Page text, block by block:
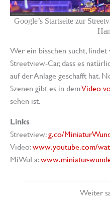
Google’s Startseite zur
Wer ein bisschen sucht,
Streetview-Car, dass es
auf der Anlage geschafft hat.
Szenen gibt es in demVideo
sehen ist.
Links
Streetview:g.co/
Video:www.youtube.com/
MiWuLa:www.miniatur-
Weiter